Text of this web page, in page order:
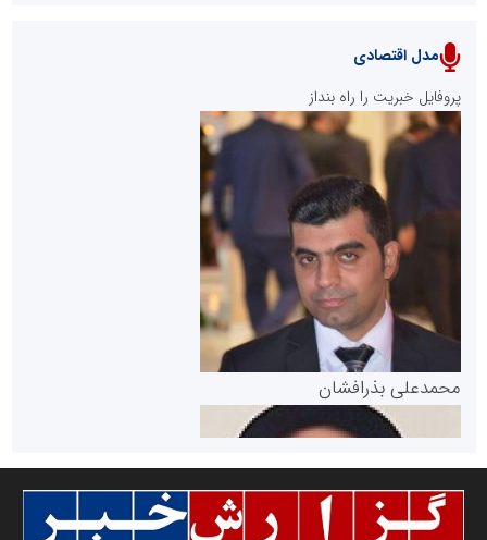
پایگاه خبری نهضت ملی مسکن
پایگاه خبری گفتمان یزد
سازمان بورس و اوراق بهادار
مرجع اخبار موثق در بازارسرمایه
مدل اقتصادی
پروفایل خبریت را راه بنداز
محمدعلی بذرافشان